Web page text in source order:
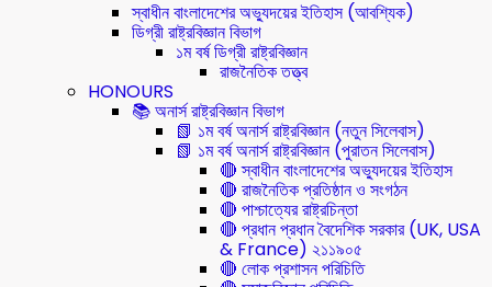
স্বাধীন বাংলাদেশের অভ্যুদয়ের ইতিহাস (আবশ্যিক)
ডিগ্রী রাষ্ট্রবিজ্ঞান বিভাগ
১ম বর্ষ ডিগ্রী রাষ্ট্রবিজ্ঞান
রাজনৈতিক তত্ত্ব
HONOURS
📚 অনার্স রাষ্ট্রবিজ্ঞান বিভাগ
📗 ১ম বর্ষ অনার্স রাষ্ট্রবিজ্ঞান (নতুন সিলেবাস)
📗 ১ম বর্ষ অনার্স রাষ্ট্রবিজ্ঞান (পুরাতন সিলেবাস)
🔴 স্বাধীন বাংলাদেশের অভ্যুদয়ের ইতিহাস
🔴 রাজনৈতিক প্রতিষ্ঠান ও সংগঠন
🔴 পাশ্চাত্যের রাষ্ট্রচিন্তা
🔴 প্রধান প্রধান বৈদেশিক সরকার (UK, USA
& France) ২১১৯০৫
🔴 লোক প্রশাসন পরিচিতি